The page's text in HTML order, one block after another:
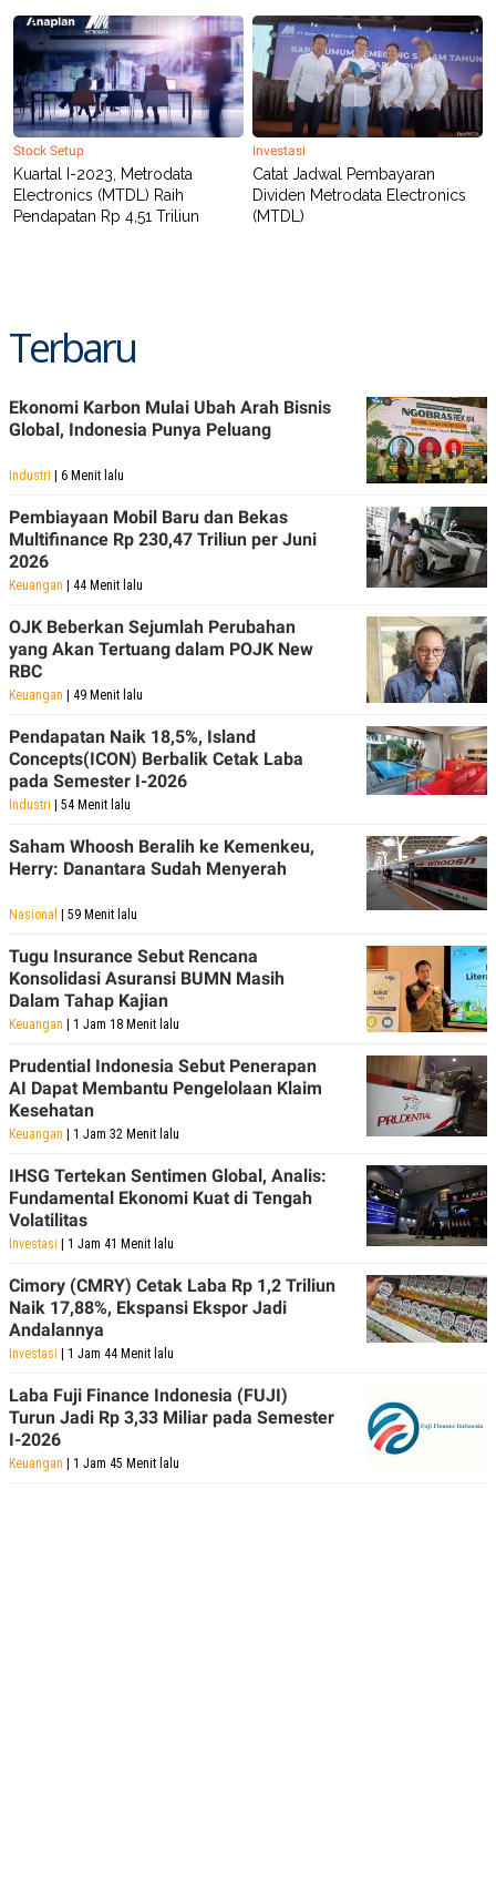
Stock Setup
Kuartal I-2023, Metrodata
Electronics (MTDL) Raih
Pendapatan Rp 4,51 Triliun
Investasi
Catat Jadwal Pembayaran
Dividen Metrodata Electronics
(MTDL)
Terbaru
Ekonomi Karbon Mulai Ubah Arah Bisnis
Global, Indonesia Punya Peluang
Industri | 6 Menit lalu
Pembiayaan Mobil Baru dan Bekas
Multifinance Rp 230,47 Triliun per Juni
2026
Keuangan | 44 Menit lalu
OJK Beberkan Sejumlah Perubahan
yang Akan Tertuang dalam POJK New
RBC
Keuangan | 49 Menit lalu
Pendapatan Naik 18,5%, Island
Concepts(ICON) Berbalik Cetak Laba
pada Semester I-2026
Industri | 54 Menit lalu
Saham Whoosh Beralih ke Kemenkeu,
Herry: Danantara Sudah Menyerah
Nasional | 59 Menit lalu
Tugu Insurance Sebut Rencana
Konsolidasi Asuransi BUMN Masih
Dalam Tahap Kajian
Keuangan | 1 Jam 18 Menit lalu
Prudential Indonesia Sebut Penerapan
AI Dapat Membantu Pengelolaan Klaim
Kesehatan
Keuangan | 1 Jam 32 Menit lalu
IHSG Tertekan Sentimen Global, Analis:
Fundamental Ekonomi Kuat di Tengah
Volatilitas
Investasi | 1 Jam 41 Menit lalu
Cimory (CMRY) Cetak Laba Rp 1,2 Triliun
Naik 17,88%, Ekspansi Ekspor Jadi
Andalannya
Investasi | 1 Jam 44 Menit lalu
Laba Fuji Finance Indonesia (FUJI)
Turun Jadi Rp 3,33 Miliar pada Semester
I-2026
Keuangan | 1 Jam 45 Menit lalu